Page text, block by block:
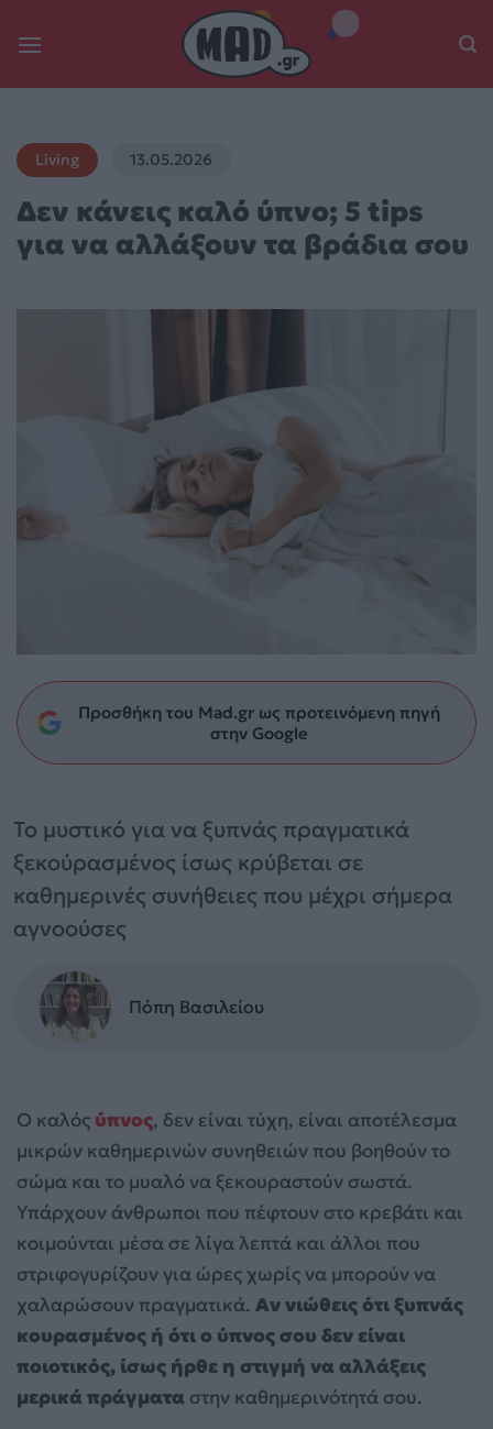
Living 13.05.2026
Δεν κάνεις καλό ύπνο; 5 tips
για να αλλάξουν τα βράδια σου
Προσθήκη του Mad.gr ως προτεινόμενη πηγή
στην Google
Το μυστικό για να ξυπνάς πραγματικά
ξεκούρασμένος ίσως κρύβεται σε
καθημερινές συνήθειες που μέχρι σήμερα
αγνοούσες
Πόπη Βασιλείου
Ο καλός ύπνος, δεν είναι τύχη, είναι αποτέλεσμα
μικρών καθημερινών συνηθειών που βοηθούν το
σώμα και το μυαλό να ξεκουραστούν σωστά.
Υπάρχουν άνθρωποι που πέφτουν στο κρεβάτι και
κοιμούνται μέσα σε λίγα λεπτά και άλλοι που
στριφογυρίζουν για ώρες χωρίς να μπορούν να
χαλαρώσουν πραγματικά. Αν νιώθεις ότι ξυπνάς
κουρασμένος ή ότι ο ύπνος σου δεν είναι
ποιοτικός, ίσως ήρθε η στιγμή να αλλάξεις
μερικά πράγματα στην καθημερινότητά σου.